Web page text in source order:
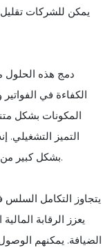
يمكن للشركات تقليل
دمج هذه الحلول
الكفاءة في
المكونات بشكل
التميز التشغيلي.
بشكل كبير من مخاطر التناقضات أو التأخير في المدفوعات.
يتجاوز التكامل السلس
يعزز الرقابة
الضيافة. يمكنهم